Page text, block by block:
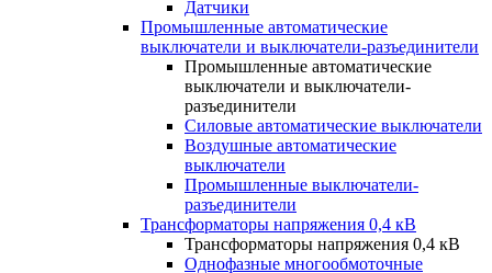
Датчики
Промышленные автоматические
выключатели и выключатели-разъединители
Промышленные автоматические
выключатели и выключатели-
разъединители
Силовые автоматические выключатели
Воздушные автоматические
выключатели
Промышленные выключатели-
разъединители
Трансформаторы напряжения 0,4 кВ
Трансформаторы напряжения 0,4 кВ
Однофазные многообмоточные